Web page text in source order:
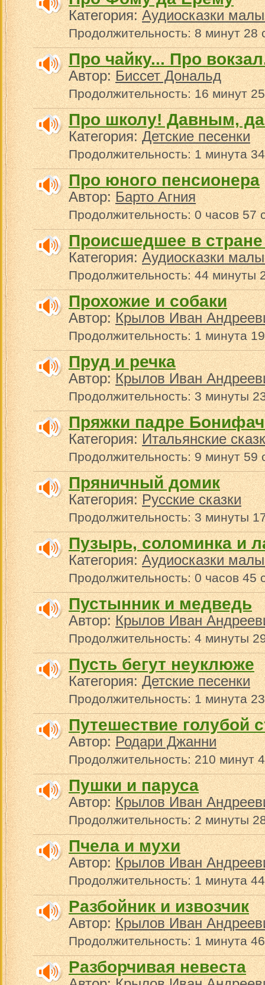
Категория:Аудиосказки
Продолжительность: 8 минут 28
Про чайку... Про
Автор:Биссет Дональд
Продолжительность: 16 минут
Про школу! Давным,
Категория:Детские песенки
Продолжительность: 1 минута
Про юного пенсионера
Автор:Барто Агния
Продолжительность: 0 часов 57
Происшедшее в
Категория:Аудиосказки
Продолжительность: 44 минуты
Прохожие и собаки
Автор:Крылов Иван
Продолжительность: 1 минута
Пруд и речка
Автор:Крылов Иван
Продолжительность: 3 минуты
Пряжки падре
Категория:Итальянские
Продолжительность: 9 минут 59
Пряничный домик
Категория:Русские сказки
Продолжительность: 3 минуты
Пузырь, соломинка и
Категория:Аудиосказки
Продолжительность: 0 часов 45
Пустынник и медведь
Автор:Крылов Иван
Продолжительность: 4 минуты
Пусть бегут неуклюже
Категория:Детские песенки
Продолжительность: 1 минута
Путешествие голубой
Автор:Родари Джанни
Продолжительность: 210 минут
Пушки и паруса
Автор:Крылов Иван
Продолжительность: 2 минуты
Пчела и мухи
Автор:Крылов Иван
Продолжительность: 1 минута
Разбойник и извозчик
Автор:Крылов Иван
Продолжительность: 1 минута
Разборчивая невеста